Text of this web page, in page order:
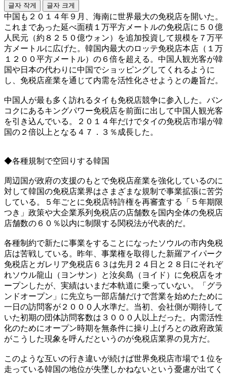
글자 작게 글자 크게
中国も２０１４年９月、海南に世界最大の免税店を開いた。
これまであった延べ面積１万平方メートルの免税店に５０億
人民元（約８２５０億ウォン）を追加投資して規模を７万平
方メートルに広げた。韓国内最大のロッテ免税店本店（１万
１２００平方メートル）の６倍を超える。中国人観光客が韓
国や日本の代わりに中国でショッピングしてくれるように
し、免税店産業を通じて内需を活性化させようとの趣旨だ。
中国人が最も多く訪れるタイも免税店競争に参入した。バン
コクにあるキングパワー免税店を前面に出して中国人観光客
を引き込んでいる。２０１４年だけでタイの免税店市場が韓
国の２倍以上となる４７．３％成長した。
◆各種規制で空回りする韓国
周辺国が政府の支援のもとで免税店産業を強化しているのに
対して韓国の免税店業界はさまざまな規制で事業拡張に苦労
している。５年ごとに免税店特許権を再審査する「５年期限
つき」政策や大企業系列免税店の店舗数を国内全体の免税店
店舗数の６０％以内に制限する関税法が代表的だ。
各種制約で新たに事業をすることになったソウルの市内免税
店は苦戦している。昨年、事業権を取得した新羅アイパーク
免税店とガレリア免税店６３は先月２４日と２８日にそれぞ
れソウル龍山（ヨンサン）と汝矣島（ヨイド）に免税店をオ
ープンしたが、実績はいまだ本軌道に乗っていない。「グラ
ンドオープン」に先立ち一部店舗だけで営業を始めたために
一日の訪問客が２０００人水準だ。当初、会社側が期待して
いた初期の団体訪問客数は３０００人以上だった。内需活性
化のためにオープン時期を無条件に操り上げろとの政府政策
がこうした現象を呼んだというのが免税店業界の見方だ。
このような互いの行き違いが続けば世界免税店市場で１位を
走っている韓国の地位が失墜しかねないという憂慮が出てく